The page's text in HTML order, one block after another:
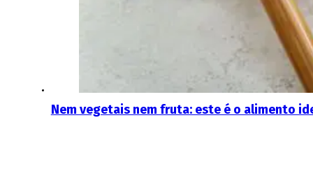
Nem vegetais nem fruta: este é o alimento